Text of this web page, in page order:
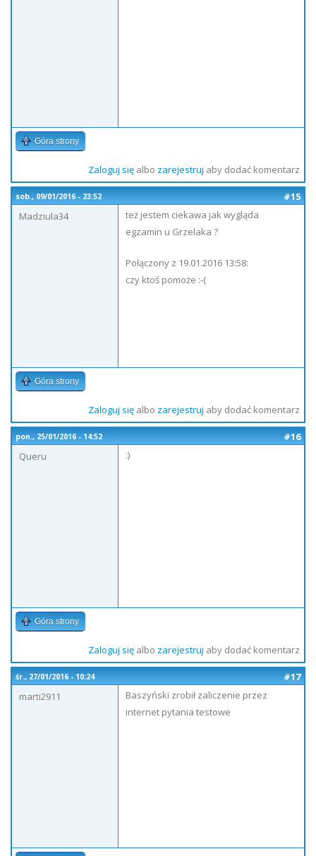
Góra strony
Zaloguj sięalbo zarejestruj aby dodać komentarz
sob., 09/01/2016 - 23:52
#15
Madziula34
też jestem ciekawa jak wygląda
egzamin u Grzelaka ?
Połączony z 19.01.2016 13:58:
czy ktoś pomoże :-(
Góra strony
Zaloguj sięalbo zarejestruj aby dodać komentarz
pon., 25/01/2016 - 14:52
#16
Queru
:)
Góra strony
Zaloguj sięalbo zarejestruj aby dodać komentarz
śr., 27/01/2016 - 10:24
#17
marti2911
Baszyński zrobił zaliczenie przez
internet pytania testowe